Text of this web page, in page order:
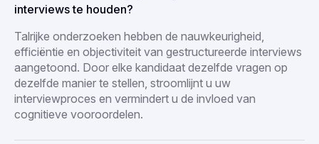
interviews te houden?
Talrijke onderzoeken hebben de nauwkeurigheid,
efficiëntie en objectiviteit van gestructureerde interviews
aangetoond. Door elke kandidaat dezelfde vragen op
dezelfde manier te stellen, stroomlijnt u uw
interviewproces en vermindert u de invloed van
cognitieve vooroordelen.